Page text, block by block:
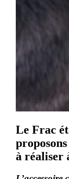
Le Frac
à réaliser